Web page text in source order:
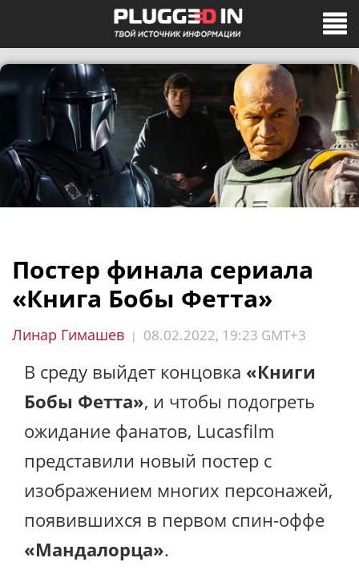
Постер финала сериала
«Книга Бобы Фетта»
Линар Гимашев | 08.02.2022, 19:23 GMT+3
В среду выйдет концовка «Книги
Бобы Фетта», и чтобы подогреть
ожидание фанатов, Lucasfilm
представили новый постер с
изображением многих персонажей,
появившихся в первом спин-оффе
«Мандалорца».